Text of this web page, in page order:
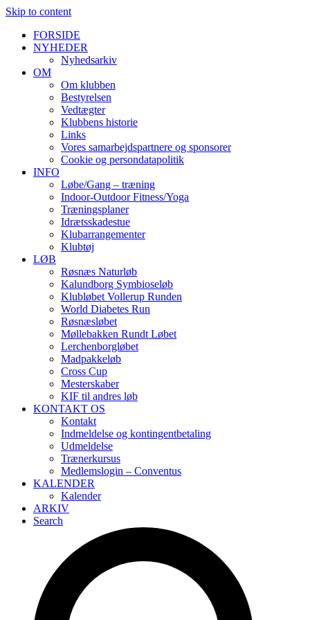
Skip to content
FORSIDE
NYHEDER
Nyhedsarkiv
OM
Om klubben
Bestyrelsen
Vedtægter
Klubbens historie
Links
Vores samarbejdspartnere og sponsorer
Cookie og persondatapolitik
INFO
Løbe/Gang – træning
Indoor-Outdoor Fitness/Yoga
Træningsplaner
Idrætsskadestue
Klubarrangementer
Klubtøj
LØB
Røsnæs Naturløb
Kalundborg Symbioseløb
Klubløbet Vollerup Runden
World Diabetes Run
Røsnæsløbet
Møllebakken Rundt Løbet
Lerchenborgløbet
Madpakkeløb
Cross Cup
Mesterskaber
KIF til andres løb
KONTAKT OS
Kontakt
Indmeldelse og kontingentbetaling
Udmeldelse
Trænerkursus
Medlemslogin – Conventus
KALENDER
Kalender
ARKIV
Search